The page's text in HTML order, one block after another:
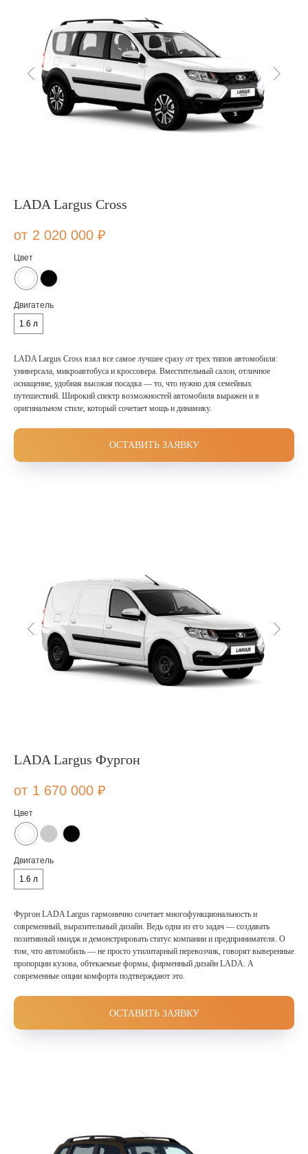
LADA Largus Cross
2 020 000 ₽
Цвет
Двигатель
1.6 л
LADA Largus Cross взял все самое лучшее сразу от трех типов автомобиля:
универсала, микроавтобуса и кроссовера. Вместительный салон, отличное
оснащение, удобная высокая посадка — то, что нужно для семейных
путешествий. Широкий спектр возможностей автомобиля выражен и в
оригинальном стиле, который сочетает мощь и динамику.
ОСТАВИТЬ ЗАЯВКУ
LADA Largus Фургон
1 670 000 ₽
Цвет
Двигатель
1.6 л
Фургон LADA Largus гармонично сочетает многофункциональность и
современный, выразительный дизайн. Ведь одна из его задач — создавать
позитивный имидж и демонстрировать статус компании и предпринимателя. О
том, что автомобиль — не просто утилитарный перевозчик, говорят выверенные
пропорции кузова, обтекаемые формы, фирменный дизайн LADA. А
современные опции комфорта подтверждают это.
ОСТАВИТЬ ЗАЯВКУ